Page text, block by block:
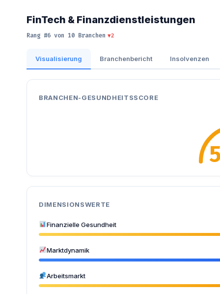
FinTech & Finanzdienstleistungen
Rang #6 von 10 Branchen ▼2
Visualisierung Branchenbericht Insolvenzen
BRANCHEN-GESUNDHEITSSCORE
DIMENSIONSWERTE
Finanzielle Gesundheit
Marktdynamik
Arbeitsmarkt